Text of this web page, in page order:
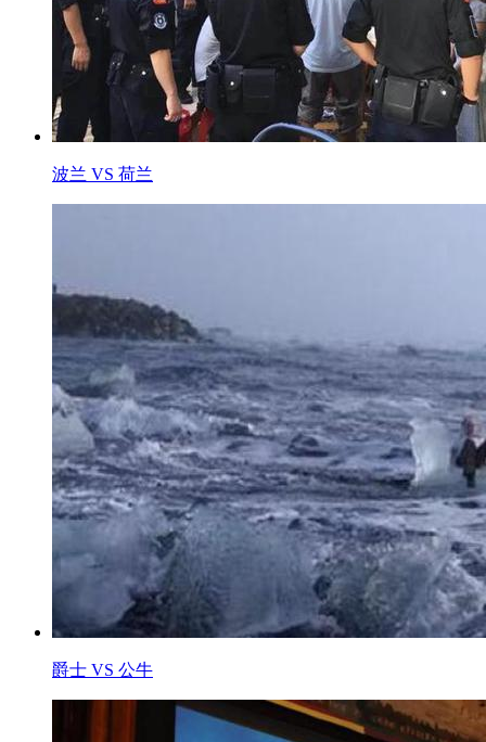
波兰 VS 荷兰
爵士 VS 公牛